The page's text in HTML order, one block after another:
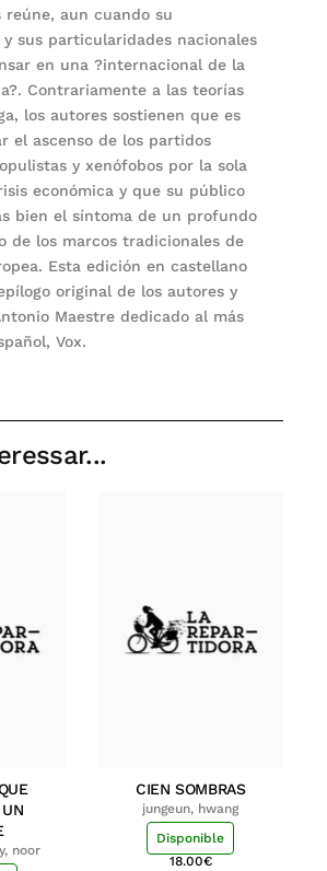
reúne, aun cuando su
sus particularidades nacionales
en una ?internacional de la
Contrariamente a las teorías
los autores sostienen que es
el ascenso de los partidos
y xenófobos por la sola
económica y que su público
bien el síntoma de un profundo
de los marcos tradicionales de
Esta edición en castellano
original de los autores y
Maestre dedicado al más
Vox.
noor
CIEN SOMBRAS
jungeun, hwang
Disponible
18.00€